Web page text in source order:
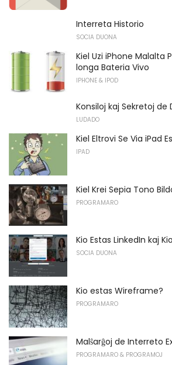
Interreta Historio
SOCIA DUONA
Kiel Uzi iPhone Malalta
longa Bateria Vivo
IPHONE & IPOD
Konsiloj kaj Sekretoj de
LUDADO
Kiel Eltrovi Se Via iPad
IPAD
Kiel Krei Sepia Tono
PROGRAMARO
Kio Estas LinkedIn kaj
SOCIA DUONA
Kio estas Wireframe?
PROGRAMARO
Malŝarĝoj de Interreto
PROGRAMARO & PROGRAMOJ